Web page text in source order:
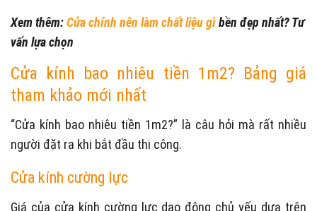
Xem thêm:Cửa chính nên làm chất liệu gìbền đẹp nhất? Tư
vấn lựa chọn
Cửa kính bao nhiêu tiền 1m2? Bảng giá
tham khảo mới nhất
“Cửa kính bao nhiêu tiền 1m2?” là câu hỏi mà rất nhiều
người đặt ra khi bắt đầu thi công.
Cửa kính cường lực
Giá của cửa kính cường lực dao động chủ yếu dựa trên